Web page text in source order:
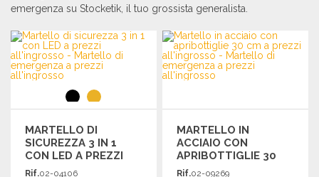
emergenza su Stocketik, il tuo grossista generalista.
MARTELLO DI
SICUREZZA 3 IN 1
CON LED A PREZZI
ALL'INGROSSO
Rif.02-04106
MARTELLO IN
ACCIAIO CON
APRIBOTTIGLIE 30
CM
Rif.02-09269